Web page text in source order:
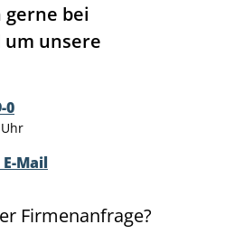
bei
unsere
0
Mail
Firmenanfrage?